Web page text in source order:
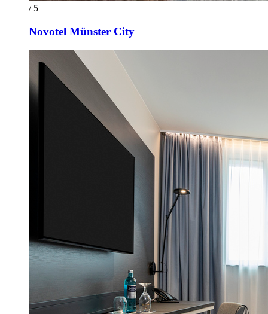
/ 5
Novotel Münster City